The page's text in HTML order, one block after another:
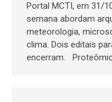
Portal MCTI, em 31/
semana abordam
meteorologia,
clima. Dois editais
encerram.